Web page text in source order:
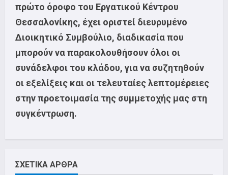
πρώτο όροφο του Εργατικού Κέντρου
Θεσσαλονίκης, έχει οριστεί διευρυμένο
Διοικητικό Συμβούλιο, διαδικασία που
μπορούν να παρακολουθήσουν όλοι οι
συνάδελφοι του κλάδου, για να συζητηθούν
οι εξελίξεις και οι τελευταίες λεπτομέρειες
στην προετοιμασία της συμμετοχής μας στη
συγκέντρωση.
ΣΧΕΤΙΚΑ ΑΡΘΡΑ